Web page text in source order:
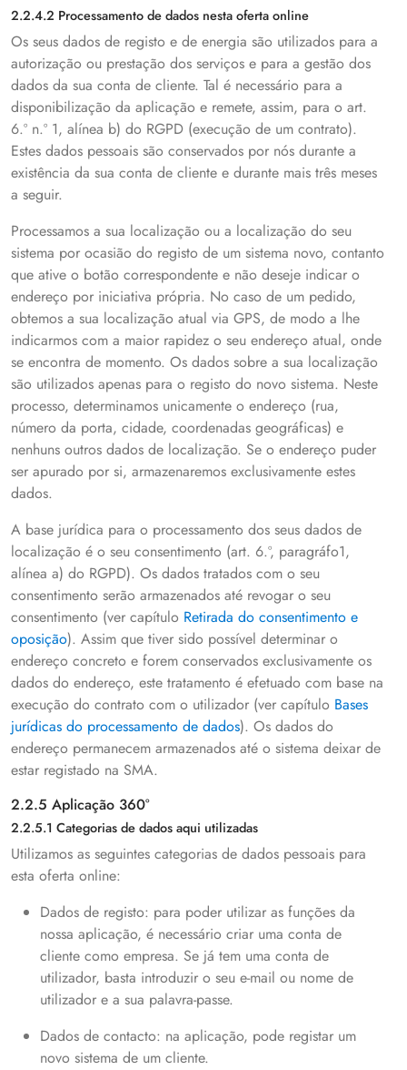
2.2.4.2 Processamento de dados nesta oferta online
Os seus dados de registo e de energia são utilizados para a
autorização ou prestação dos serviços e para a gestão dos
dados da sua conta de cliente. Tal é necessário para a
disponibilização da aplicação e remete, assim, para o art.
6.º n.º 1, alínea b) do RGPD (execução de um contrato).
Estes dados pessoais são conservados por nós durante a
existência da sua conta de cliente e durante mais três meses
a seguir.
Processamos a sua localização ou a localização do seu
sistema por ocasião do registo de um sistema novo, contanto
que ative o botão correspondente e não deseje indicar o
endereço por iniciativa própria. No caso de um pedido,
obtemos a sua localização atual via GPS, de modo a lhe
indicarmos com a maior rapidez o seu endereço atual, onde
se encontra de momento. Os dados sobre a sua localização
são utilizados apenas para o registo do novo sistema. Neste
processo, determinamos unicamente o endereço (rua,
número da porta, cidade, coordenadas geográficas) e
nenhuns outros dados de localização. Se o endereço puder
ser apurado por si, armazenaremos exclusivamente estes
dados.
A base jurídica para o processamento dos seus dados de
localização é o seu consentimento (art. 6.º, paragráfo1,
alínea a) do RGPD). Os dados tratados com o seu
consentimento serão armazenados até revogar o seu
consentimento (ver capítulo Retirada do consentimento e
oposição). Assim que tiver sido possível determinar o
endereço concreto e forem conservados exclusivamente os
dados do endereço, este tratamento é efetuado com base na
execução do contrato com o utilizador (ver capítulo Bases
jurídicas do processamento de dados). Os dados do
endereço permanecem armazenados até o sistema deixar de
estar registado na SMA.
2.2.5 Aplicação 360°
2.2.5.1 Categorias de dados aqui utilizadas
Utilizamos as seguintes categorias de dados pessoais para
esta oferta online:
Dados de registo: para poder utilizar as funções da
nossa aplicação, é necessário criar uma conta de
cliente como empresa. Se já tem uma conta de
utilizador, basta introduzir o seu e-mail ou nome de
utilizador e a sua palavra-passe.
Dados de contacto: na aplicação, pode registar um
novo sistema de um cliente.